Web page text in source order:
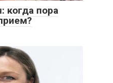
когда пора